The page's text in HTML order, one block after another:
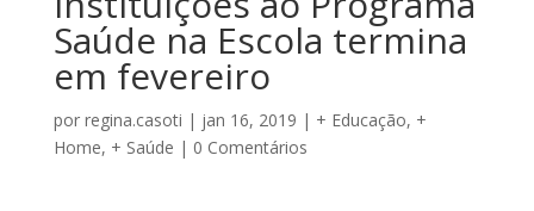
Saúde na Escola termina
em fevereiro
por regina.casoti | jan 16, 2019 | + Educação, +
Home, + Saúde | 0 Comentários